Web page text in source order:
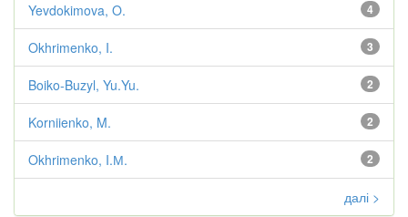
4
Yevdokimova, O.
3
Okhrimenko, I.
2
Boiko-Buzyl, Yu.Yu.
2
Korniienko, M.
2
Okhrimenko, I.М.
далі >